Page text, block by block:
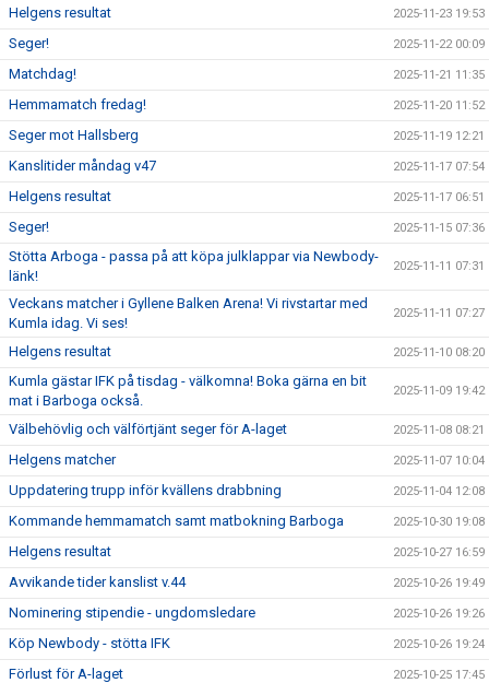
Helgens resultat 2025-11-23 19:53
Seger! 2025-11-22 00:09
Matchdag! 2025-11-21 11:35
Hemmamatch fredag! 2025-11-20 11:52
Seger mot Hallsberg 2025-11-19 12:21
Kanslitider måndag v47 2025-11-17 07:54
Helgens resultat 2025-11-17 06:51
Seger! 2025-11-15 07:36
Stötta Arboga - passa på att köpa julklappar via Newbody-
länk!
2025-11-11 07:31
Veckans matcher i Gyllene Balken Arena! Vi rivstartar med
Kumla idag. Vi ses!
2025-11-11 07:27
Helgens resultat 2025-11-10 08:20
Kumla gästar IFK på tisdag - välkomna! Boka gärna en bit
mat i Barboga också.
2025-11-09 19:42
Välbehövlig och välförtjänt seger för A-laget 2025-11-08 08:21
Helgens matcher 2025-11-07 10:04
Uppdatering trupp inför kvällens drabbning 2025-11-04 12:08
Kommande hemmamatch samt matbokning Barboga 2025-10-30 19:08
Helgens resultat 2025-10-27 16:59
Avvikande tider kanslist v.44 2025-10-26 19:49
Nominering stipendie - ungdomsledare 2025-10-26 19:26
Köp Newbody - stötta IFK 2025-10-26 19:24
Förlust för A-laget 2025-10-25 17:45